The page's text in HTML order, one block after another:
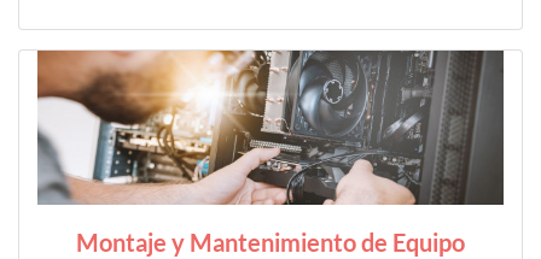
Montaje y Mantenimiento de Equipo